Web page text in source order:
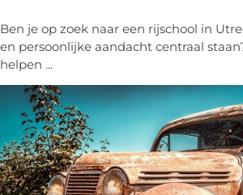
Ben je op zoek naar een rijschool in
en persoonlijke aandacht centraal
helpen ...